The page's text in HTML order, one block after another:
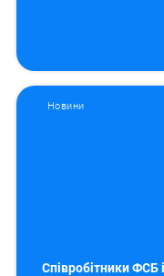
Новини
Співробітники ФСБ